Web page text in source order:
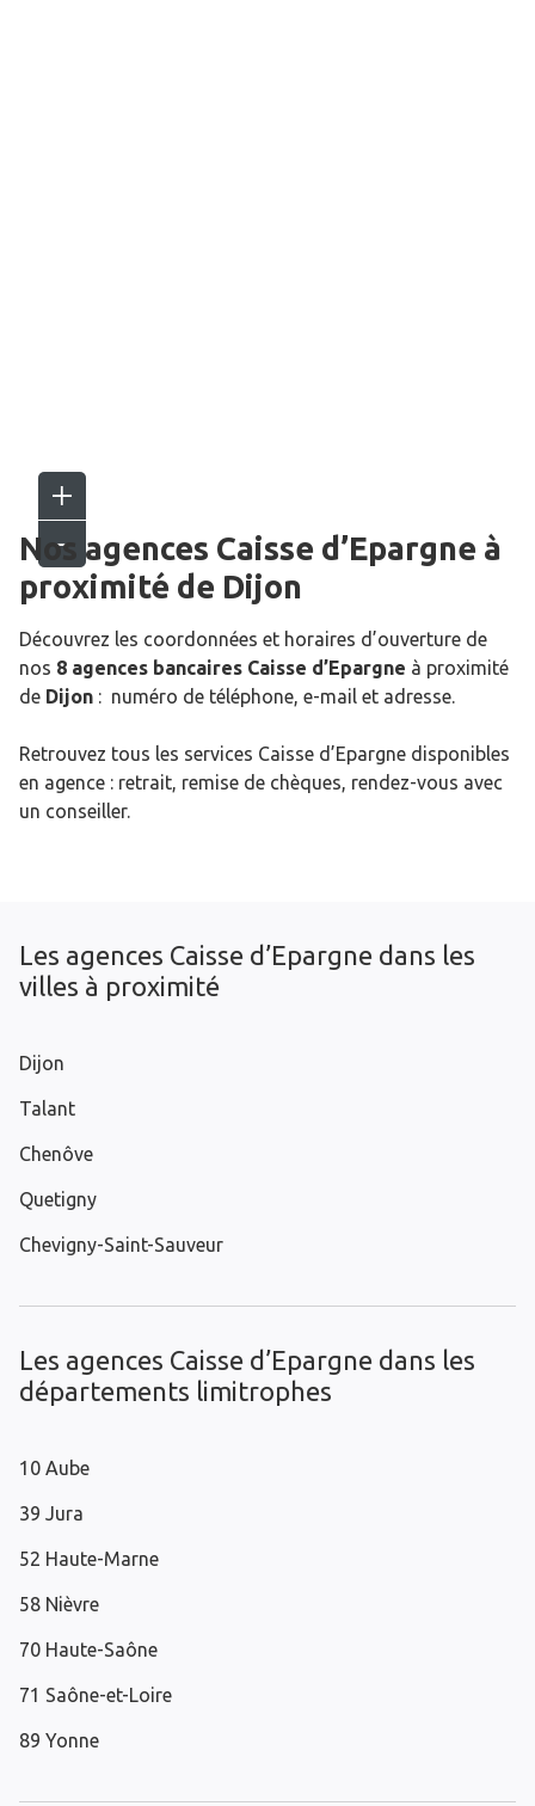
Nos agences Caisse d’Epargne à
proximité de Dijon
Découvrez les coordonnées et horaires d’ouverture de
nos 8 agences bancaires Caisse d’Epargne à proximité
de Dijon : numéro de téléphone, e-mail et adresse.
Retrouvez tous les services Caisse d’Epargne disponibles
en agence : retrait, remise de chèques, rendez-vous avec
un conseiller.
Les agences Caisse d’Epargne dans les
villes à proximité
Dijon
Talant
Chenôve
Quetigny
Chevigny-Saint-Sauveur
Les agences Caisse d’Epargne dans les
départements limitrophes
10 Aube
39 Jura
52 Haute-Marne
58 Nièvre
70 Haute-Saône
71 Saône-et-Loire
89 Yonne